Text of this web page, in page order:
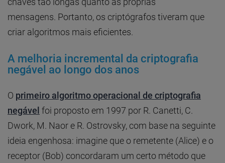
mensagens. Portanto, os criptógrafos tiveram que
criar algoritmos mais eficientes.
A melhoria incremental da criptografia
negável ao longo dos anos
O primeiro algoritmo operacional de criptografia
negável foi proposto em 1997 por R. Canetti, C.
Dwork, M. Naor e R. Ostrovsky, com base na seguinte
ideia engenhosa: imagine que o remetente (Alice) e o
receptor (Bob) concordaram um certo método que